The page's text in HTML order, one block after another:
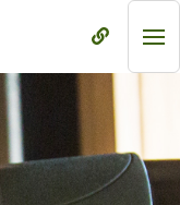
流
流
動